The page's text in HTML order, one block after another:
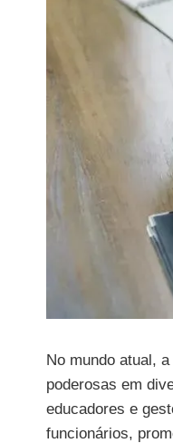
No mundo atual, a
poderosas em
educadores e
funcionários,